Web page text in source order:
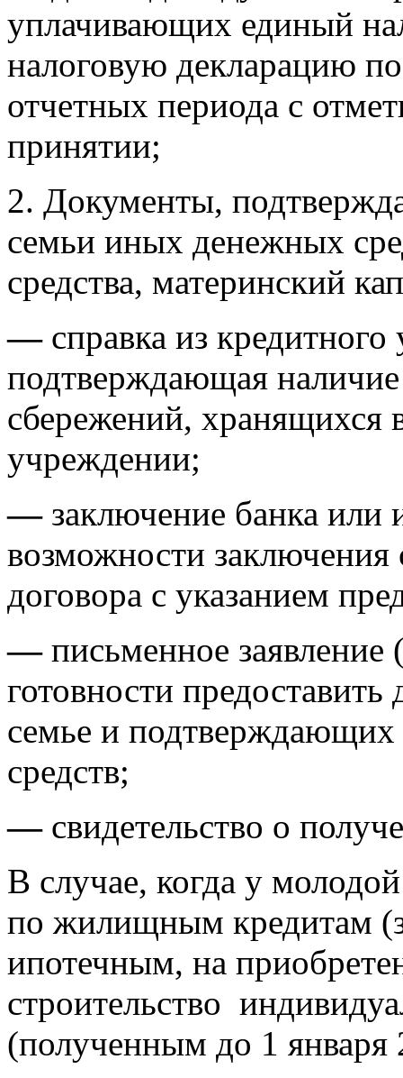
уплачивающих единый
налоговую декларацию
отчетных периода с
принятии;
2. Документы,
семьи иных денежных
средства, материнский
— справка из
подтверждающая
сбережений, хранящихся
учреждении;
— заключение банка или
возможности заключения
договора с указанием
— письменное заявление
готовности
семье и
средств;
— свидетельство о
В случае, когда у
по жилищным кредитам
ипотечным, на
строительство
(полученным до 1 января